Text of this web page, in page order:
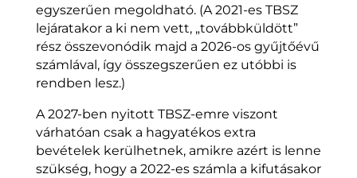
egyszerűen megoldható. (A 2021-es TBSZ
lejáratakor a ki nem vett, „továbbküldött”
rész összevonódik majd a 2026-os gyűjtőévű
számlával, így összegszerűen ez utóbbi is
rendben lesz.)
A 2027-ben nyitott TBSZ-emre viszont
várhatóan csak a hagyatékos extra
bevételek kerülhetnek, amikre azért is lenne
szükség, hogy a 2022-es számla a kifutásakor